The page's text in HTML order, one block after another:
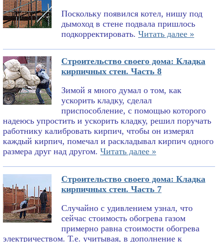
Поскольку появился котел, нишу под
дымоход в стене подвала пришлось
подкорректировать. Читать далее »
Строительство своего дома: Кладка
кирпичных стен. Часть 8
Зимой я много думал о том, как
ускорить кладку, сделал
приспособление, с помощью которого
надеюсь упростить и ускорить кладку, решил поручать
работнику калибровать кирпич, чтобы он измерял
каждый кирпич, помечал и раскладывал кирпич одного
размера друг над другом. Читать далее »
Строительство своего дома: Кладка
кирпичных стен. Часть 7
Случайно с удивлением узнал, что
сейчас стоимость обогрева газом
примерно равна стоимости обогрева
электричеством. Т.е. учитывая, в дополнение к